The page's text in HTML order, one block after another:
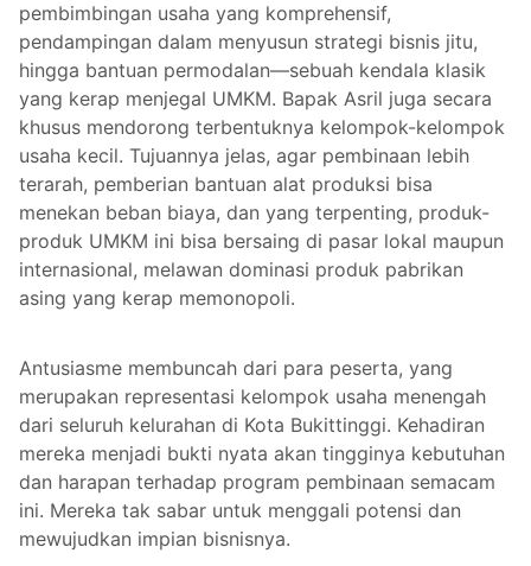
pembimbingan usaha yang komprehensif,
pendampingan dalam menyusun strategi bisnis jitu,
hingga bantuan permodalan—sebuah kendala klasik
yang kerap menjegal UMKM. Bapak Asril juga secara
khusus mendorong terbentuknya kelompok-kelompok
usaha kecil. Tujuannya jelas, agar pembinaan lebih
terarah, pemberian bantuan alat produksi bisa
menekan beban biaya, dan yang terpenting, produk-
produk UMKM ini bisa bersaing di pasar lokal maupun
internasional, melawan dominasi produk pabrikan
asing yang kerap memonopoli.
Antusiasme membuncah dari para peserta, yang
merupakan representasi kelompok usaha menengah
dari seluruh kelurahan di Kota Bukittinggi. Kehadiran
mereka menjadi bukti nyata akan tingginya kebutuhan
dan harapan terhadap program pembinaan semacam
ini. Mereka tak sabar untuk menggali potensi dan
mewujudkan impian bisnisnya.